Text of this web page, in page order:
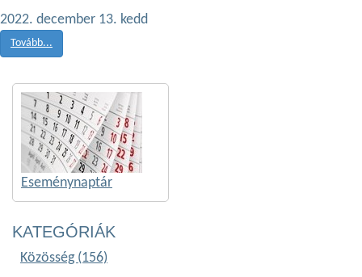
2022. december 13. kedd
Tovább...
Eseménynaptár
KATEGÓRIÁK
Közösség (156)